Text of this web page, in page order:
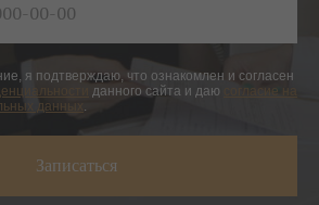
я подтверждаю, что ознакомлен и согласен
данного сайта и даю
согласие на
данных .
Записаться